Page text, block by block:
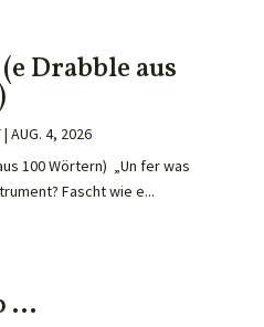
Drabble aus
| AUG. 4, 2026
100 Wörtern) „Un fer was
Fascht wie e...
…